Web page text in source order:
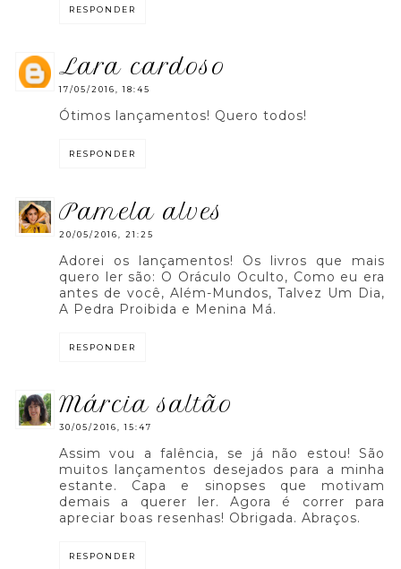
RESPONDER
lara cardoso
17/05/2016, 18:45
Ótimos lançamentos! Quero todos!
RESPONDER
pamela alves
20/05/2016, 21:25
Adorei os lançamentos! Os livros que mais
quero ler são: O Oráculo Oculto, Como eu era
antes de você, Além-Mundos, Talvez Um Dia,
A Pedra Proibida e Menina Má.
RESPONDER
márcia saltão
30/05/2016, 15:47
Assim vou a falência, se já não estou! São
muitos lançamentos desejados para a minha
estante. Capa e sinopses que motivam
demais a querer ler. Agora é correr para
apreciar boas resenhas! Obrigada. Abraços.
RESPONDER